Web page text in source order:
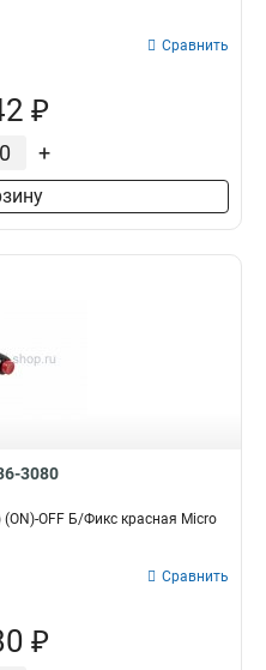
Сравнить
₽
+
3080
OFF Б/Фикс красная Micro
Сравнить
₽